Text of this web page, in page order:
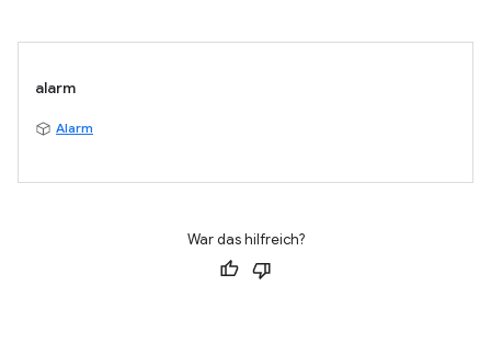
alarm
Alarm
War das hilfreich?